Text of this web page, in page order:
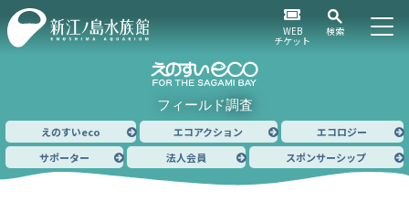
WEB
チケット
検索
フィールド調査
えのすいeco エコアクション
エコロジー
サポーター
法人会員 スポンサーシップ